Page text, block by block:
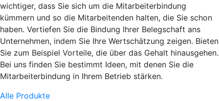
wichtiger, dass Sie sich um die Mitarbeiterbindung
kümmern und so die Mitarbeitenden halten, die Sie schon
haben. Vertiefen Sie die Bindung Ihrer Belegschaft ans
Unternehmen, indem Sie Ihre Wertschätzung zeigen. Bieten
Sie zum Beispiel Vorteile, die über das Gehalt hinausgehen.
Bei uns finden Sie bestimmt Ideen, mit denen Sie die
Mitarbeiterbindung in Ihrem Betrieb stärken.
Alle Produkte